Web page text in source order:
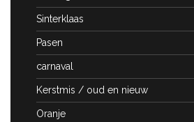
Sinterklaas
Pasen
carnaval
Kerstmis / oud en nieuw
Oranje